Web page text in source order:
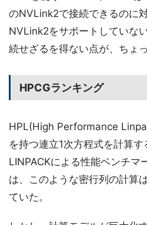
のNVLink2で接続できるのに
NVLink2をサポートしていな
続せざるを得ない点が、ちょ
HPCGランキング
HPL(High Performance
を持つ連立1次方程式を計算す
LINPACKによる性能ベンチマ
は、このような密行列の計算
ていた。